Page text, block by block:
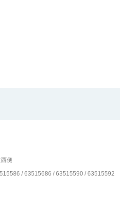
侧
/ 63515686 / 63515590 / 63515592